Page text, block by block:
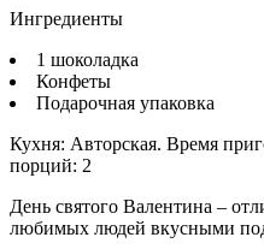
Ингредиенты
1 шоколадка
Конфеты
Подарочная упаковка
Кухня: Авторская. Время
порций: 2
День святого Валентина –
любимых людей вкусными